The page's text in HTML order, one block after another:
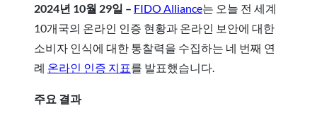
2024년 10월 29일 – FIDO Alliance는 오늘 전 세계
10개국의 온라인 인증 현황과 온라인 보안에 대한
소비자 인식에 대한 통찰력을 수집하는 네 번째 연
례 온라인 인증 지표를 발표했습니다.
주요 결과